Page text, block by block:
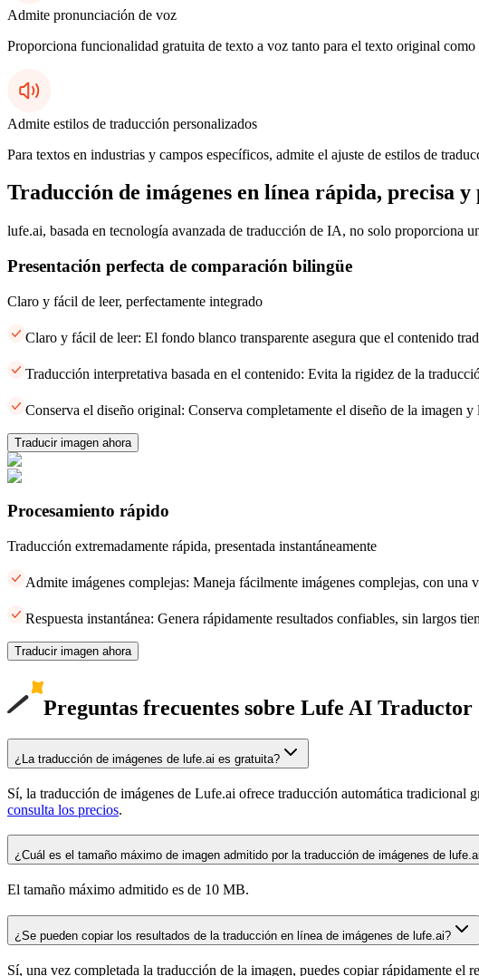
Admite pronunciación de voz
Proporciona funcionalidad gratuita de texto a voz tanto para el texto original
Admite estilos de traducción personalizados
Para textos en industrias y campos específicos, admite el ajuste de estilos de
Traducción de imágenes en línea rápida, precisa
lufe.ai, basada en tecnología avanzada de traducción de IA, no solo proporciona
Presentación perfecta de comparación bilingüe
Claro y fácil de leer, perfectamente integrado
Claro y fácil de leer: El fondo blanco transparente asegura que el contenido
Traducción interpretativa basada en el contenido: Evita la rigidez de la
Conserva el diseño original: Conserva completamente el diseño de la imagen y
Traducir imagen ahora
Procesamiento rápido
Traducción extremadamente rápida, presentada instantáneamente
Admite imágenes complejas: Maneja fácilmente imágenes complejas, con una
Respuesta instantánea: Genera rápidamente resultados confiables, sin largos
Traducir imagen ahora
Preguntas frecuentes sobre Lufe AI Traductor
¿La traducción de imágenes de lufe.ai es gratuita?
Sí, la traducción de imágenes de Lufe.ai ofrece traducción automática
consulta los precios.
¿Cuál es el tamaño máximo de imagen admitido por la traducción de imágenes de
El tamaño máximo admitido es de 10 MB.
¿Se pueden copiar los resultados de la traducción en línea de imágenes de lufe.ai?
Sí, una vez completada la traducción de la imagen, puedes copiar rápidamente el